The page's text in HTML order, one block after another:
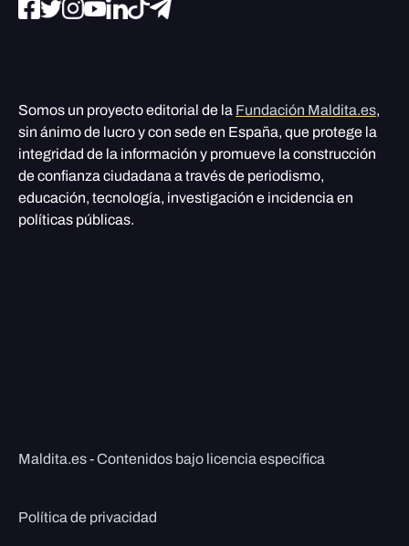
Somos un proyecto editorial de la Fundación Maldita.es,
sin ánimo de lucro y con sede en España, que protege la
integridad de la información y promueve la construcción
de confianza ciudadana a través de periodismo,
educación, tecnología, investigación e incidencia en
políticas públicas.
Maldita.es - Contenidos bajo licencia específica
Política de privacidad